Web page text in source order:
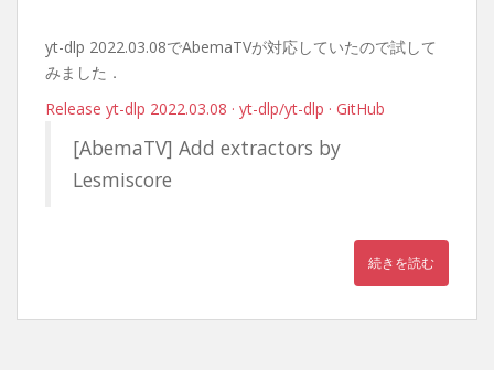
yt-dlp 2022.03.08でAbemaTVが対応していたので試して
みました．
Release yt-dlp 2022.03.08 · yt-dlp/yt-dlp · GitHub
[AbemaTV] Add extractors by
Lesmiscore
続きを読む